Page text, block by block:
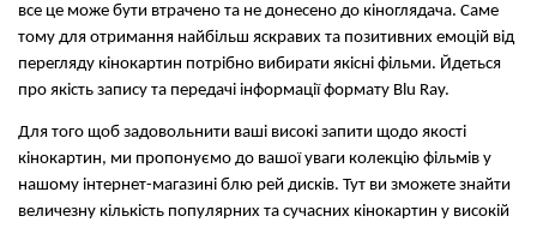
все це може бути втрачено та не донесено до кіноглядача. Саме
тому для отримання найбільш яскравих та позитивних емоцій від
перегляду кінокартин потрібно вибирати якісні фільми. Йдеться
про якість запису та передачі інформації формату Blu Ray.
Для того щоб задовольнити ваші високі запити щодо якості
кінокартин, ми пропонуємо до вашої уваги колекцію фільмів у
нашому інтернет-магазині блю рей дисків. Тут ви зможете знайти
величезну кількість популярних та сучасних кінокартин у високій